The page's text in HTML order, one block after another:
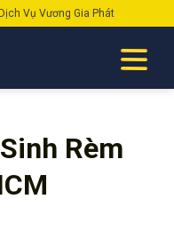
Vụ Vương Gia Phát
Rèm